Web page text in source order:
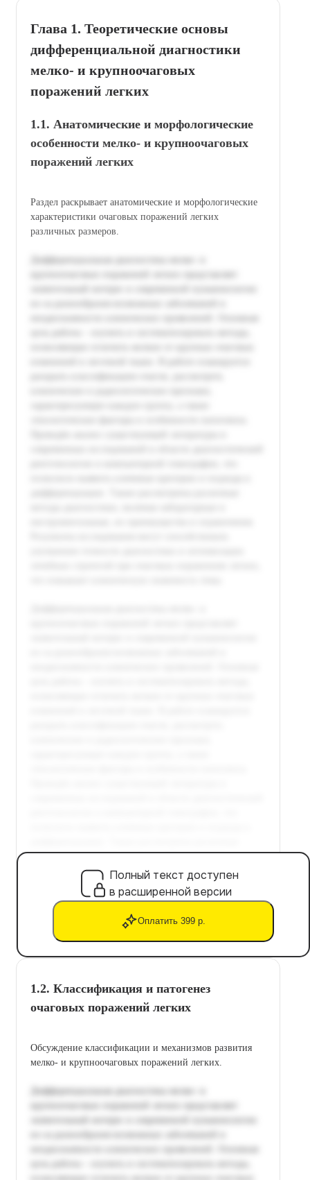
Глава 1. Теоретические основы
дифференциальной диагностики
мелко- и крупноочаговых
поражений легких
1.1. Анатомические и морфологические
особенности мелко- и крупноочаговых
поражений легких
Раздел раскрывает анатомические и морфологические
характеристики очаговых поражений легких
различных размеров.
Полный текст доступен
в расширенной версии
Оплатить 399 р.
1.2. Классификация и патогенез
очаговых поражений легких
Обсуждение классификации и механизмов развития
мелко- и крупноочаговых поражений легких.